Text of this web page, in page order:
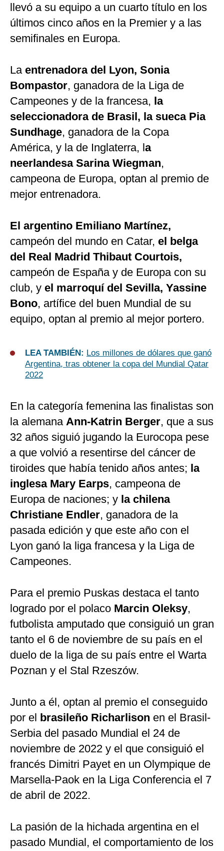
llevó a su equipo a un cuarto título en los
últimos cinco años en la Premier y a las
semifinales en Europa.
La entrenadora del Lyon, Sonia
Bompastor, ganadora de la Liga de
Campeones y de la francesa, la
seleccionadora de Brasil, la sueca Pia
Sundhage, ganadora de la Copa
América, y la de Inglaterra, la
neerlandesa Sarina Wiegman,
campeona de Europa, optan al premio de
mejor entrenadora.
El argentino Emiliano Martínez,
campeón del mundo en Catar, el belga
del Real Madrid Thibaut Courtois,
campeón de España y de Europa con su
club, y el marroquí del Sevilla, Yassine
Bono, artífice del buen Mundial de su
equipo, optan al premio al mejor portero.
LEA TAMBIÉN: Los millones de dólares que ganó
Argentina, tras obtener la copa del Mundial Qatar
2022
En la categoría femenina las finalistas son
la alemana Ann-Katrin Berger, que a sus
32 años siguió jugando la Eurocopa pese
a que volvió a resentirse del cáncer de
tiroides que había tenido años antes; la
inglesa Mary Earps, campeona de
Europa de naciones; y la chilena
Christiane Endler, ganadora de la
pasada edición y que este año con el
Lyon ganó la liga francesa y la Liga de
Campeones.
Para el premio Puskas destaca el tanto
logrado por el polaco Marcin Oleksy,
futbolista amputado que consiguió un gran
tanto el 6 de noviembre de su país en el
duelo de la liga de su país entre el Warta
Poznan y el Stal Rzeszów.
Junto a él, optan al premio el conseguido
por el brasileño Richarlison en el Brasil-
Serbia del pasado Mundial el 24 de
noviembre de 2022 y el que consiguió el
francés Dimitri Payet en un Olympique de
Marsella-Paok en la Liga Conferencia el 7
de abril de 2022.
La pasión de la hichada argentina en el
pasado Mundial, el comportamiento de los